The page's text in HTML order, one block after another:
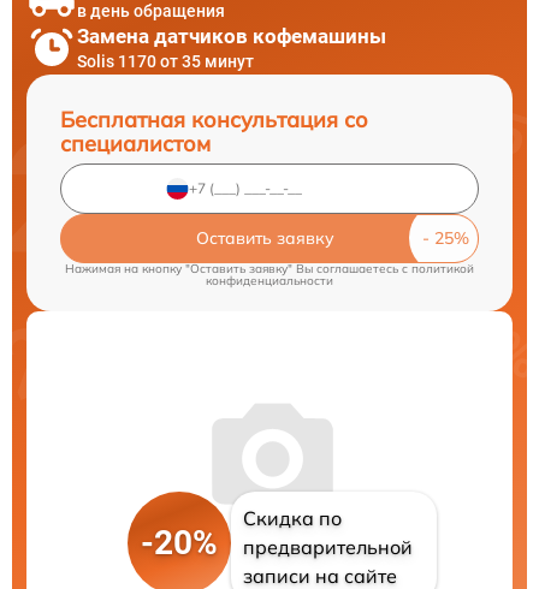
в день обращения
Замена датчиков кофемашины
Solis 1170 от 35 минут
Бесплатная консультация со
специалистом
Оставить заявку
Нажимая на кнопку "Оставить заявку" Вы соглашаетесь cполитикой
конфиденциальности
-20%
Скидка по
предварительной
записи на сайте